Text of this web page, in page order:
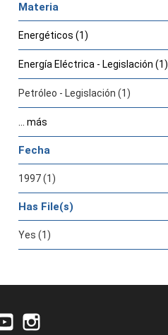
Materia
Energéticos (1)
Energía Eléctrica - Legislación (1)
Petróleo - Legislación (1)
... más
Fecha
1997 (1)
Has File(s)
Yes (1)